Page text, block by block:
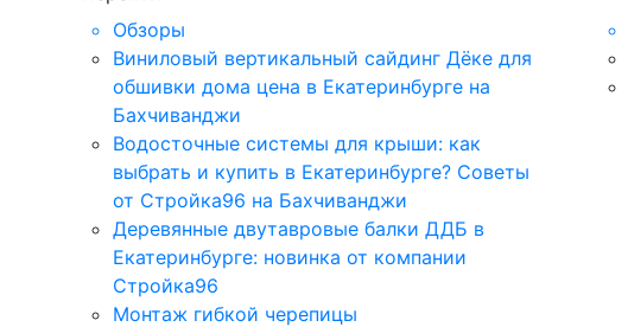
Обзоры
Виниловый вертикальный сайдинг Дёке для
обшивки дома цена в Екатеринбурге на
Бахчиванджи
Водосточные системы для крыши: как
выбрать и купить в Екатеринбурге? Советы
от Стройка96 на Бахчиванджи
Деревянные двутавровые балки ДДБ в
Екатеринбурге: новинка от компании
Стройка96
Монтаж гибкой черепицы